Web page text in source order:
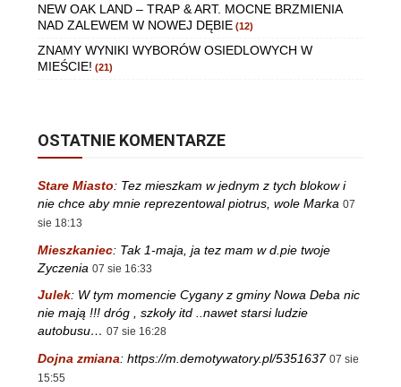
NEW OAK LAND – TRAP & ART. MOCNE BRZMIENIA
NAD ZALEWEM W NOWEJ DĘBIE (12)
ZNAMY WYNIKI WYBORÓW OSIEDLOWYCH W
MIEŚCIE! (21)
OSTATNIE KOMENTARZE
Stare Miasto: Tez mieszkam w jednym z tych blokow i
nie chce aby mnie reprezentowal piotrus, wole Marka 07
sie 18:13
Mieszkaniec: Tak 1-maja, ja tez mam w d.pie twoje
Zyczenia 07 sie 16:33
Julek: W tym momencie Cygany z gminy Nowa Deba nic
nie mają !!! dróg , szkoły itd ..nawet starsi ludzie
autobusu… 07 sie 16:28
Dojna zmiana: https://m.demotywatory.pl/5351637 07 sie
15:55